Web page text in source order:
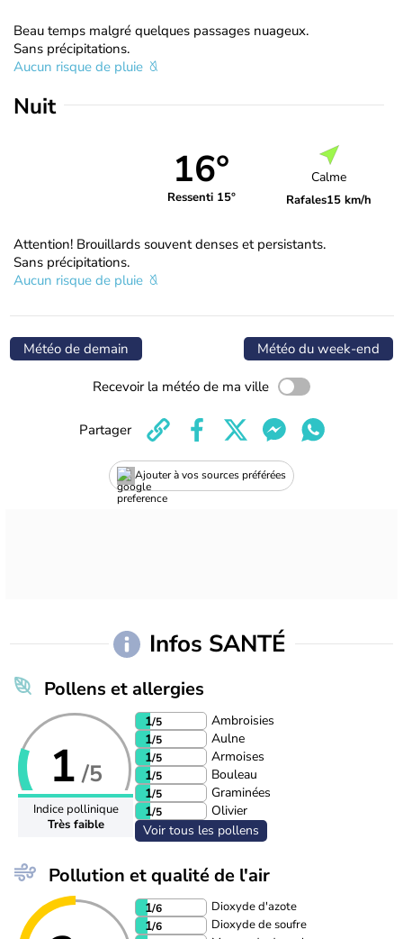
Beau temps malgré quelques passages nuageux.
Sans précipitations.
Aucun risque de pluie
Nuit
16°
Ressenti 15°
Calme
Rafales15 km/h
Attention! Brouillards souvent denses et persistants.
Sans précipitations.
Aucun risque de pluie
Météo de demain Météo du week-end
Recevoir la météo de ma ville
Ajouter à vos sources préférées
Partager
Infos SANTÉ
Pollens et allergies
1 /5
Indice pollinique
Très faible
1/5
Ambroisies
1/5
Aulne
1/5
Armoises
1/5
Bouleau
1/5
Graminées
1/5
Olivier
Voir tous les pollens
Pollution et qualité de l'air
1/6 Dioxyde d'azote
1/6 Dioxyde de soufre